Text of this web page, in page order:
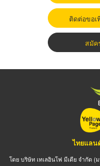
ติดต่อขอ
สมัค
ไทยแลน
โดย บริษัท เทเลอินโฟ มีเดีย จำกัด (